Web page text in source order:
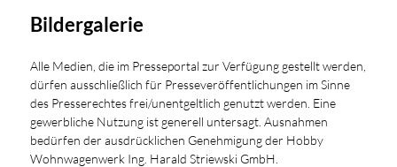
Bildergalerie
Alle Medien, die im Presseportal zur Verfügung gestellt werden,
dürfen ausschließlich für Presseveröffentlichungen im Sinne
des Presserechtes frei/unentgeltlich genutzt werden. Eine
gewerbliche Nutzung ist generell untersagt. Ausnahmen
bedürfen der ausdrücklichen Genehmigung der Hobby
Wohnwagenwerk Ing. Harald Striewski GmbH.